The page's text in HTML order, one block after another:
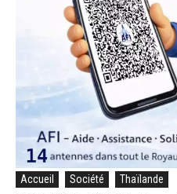
Accueil Société Thaïlande